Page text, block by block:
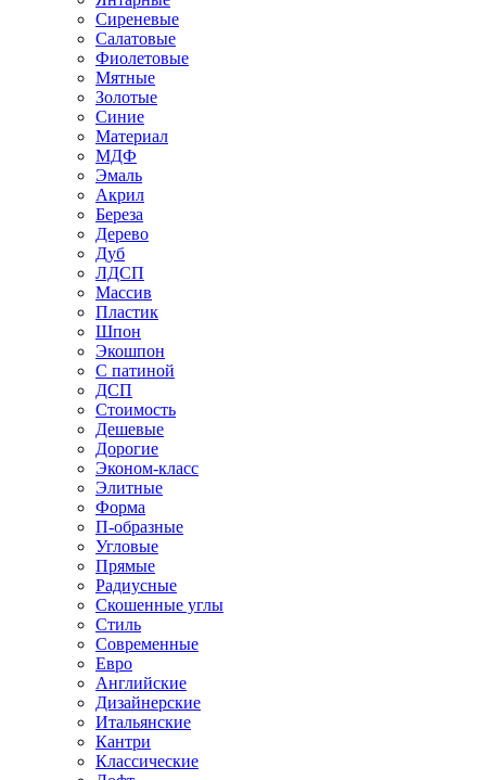
Сиреневые
Салатовые
Фиолетовые
Мятные
Золотые
Синие
Материал
МДФ
Эмаль
Акрил
Береза
Дерево
Дуб
ЛДСП
Массив
Пластик
Шпон
Экошпон
С патиной
ДСП
Стоимость
Дешевые
Дорогие
Эконом-класс
Элитные
Форма
П-образные
Угловые
Прямые
Радиусные
Скошенные углы
Стиль
Современные
Евро
Английские
Дизайнерские
Итальянские
Кантри
Классические